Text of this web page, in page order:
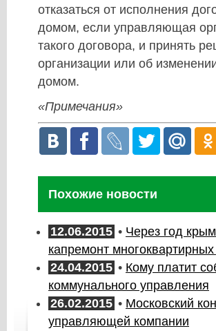
отказаться от исполнения
домом, если управляющая
такого договора, и принять
организации или об
домом.
«Примечания»
Похожие новости
12.06.2015 • Через год
капремонт
24.04.2015 • Кому платит
коммунального управления
26.02.2015 • Московский
управляющей компании